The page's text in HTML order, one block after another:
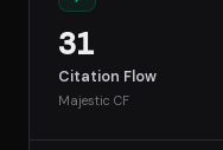
31
Citation Flow
Majestic CF